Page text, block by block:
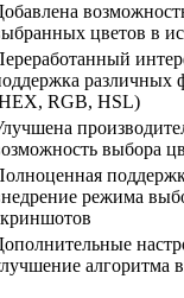
цветов в
различных
RGB, HSL)
выбора
режима
алгоритма